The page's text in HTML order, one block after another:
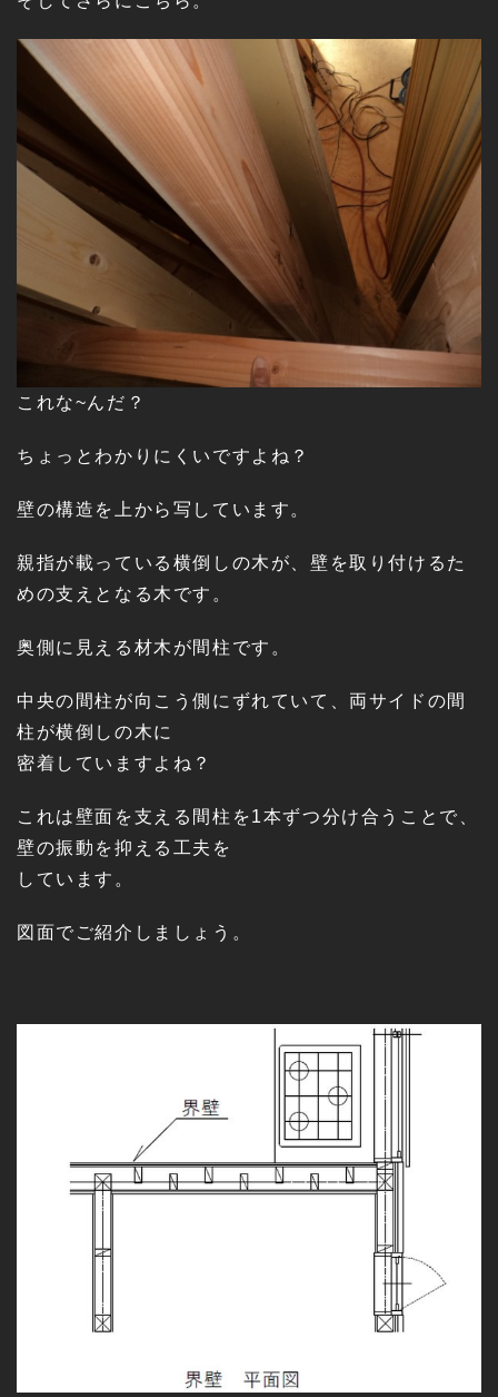
これな~んだ？
ちょっとわかりにくいですよね？
壁の構造を上から写しています。
親指が載っている横倒しの木が、壁を取り付けるた
めの支えとなる木です。
奥側に見える材木が間柱です。
中央の間柱が向こう側にずれていて、両サイドの間
柱が横倒しの木に
密着していますよね？
これは壁面を支える間柱を1本ずつ分け合うことで、
壁の振動を抑える工夫を
しています。
図面でご紹介しましょう。